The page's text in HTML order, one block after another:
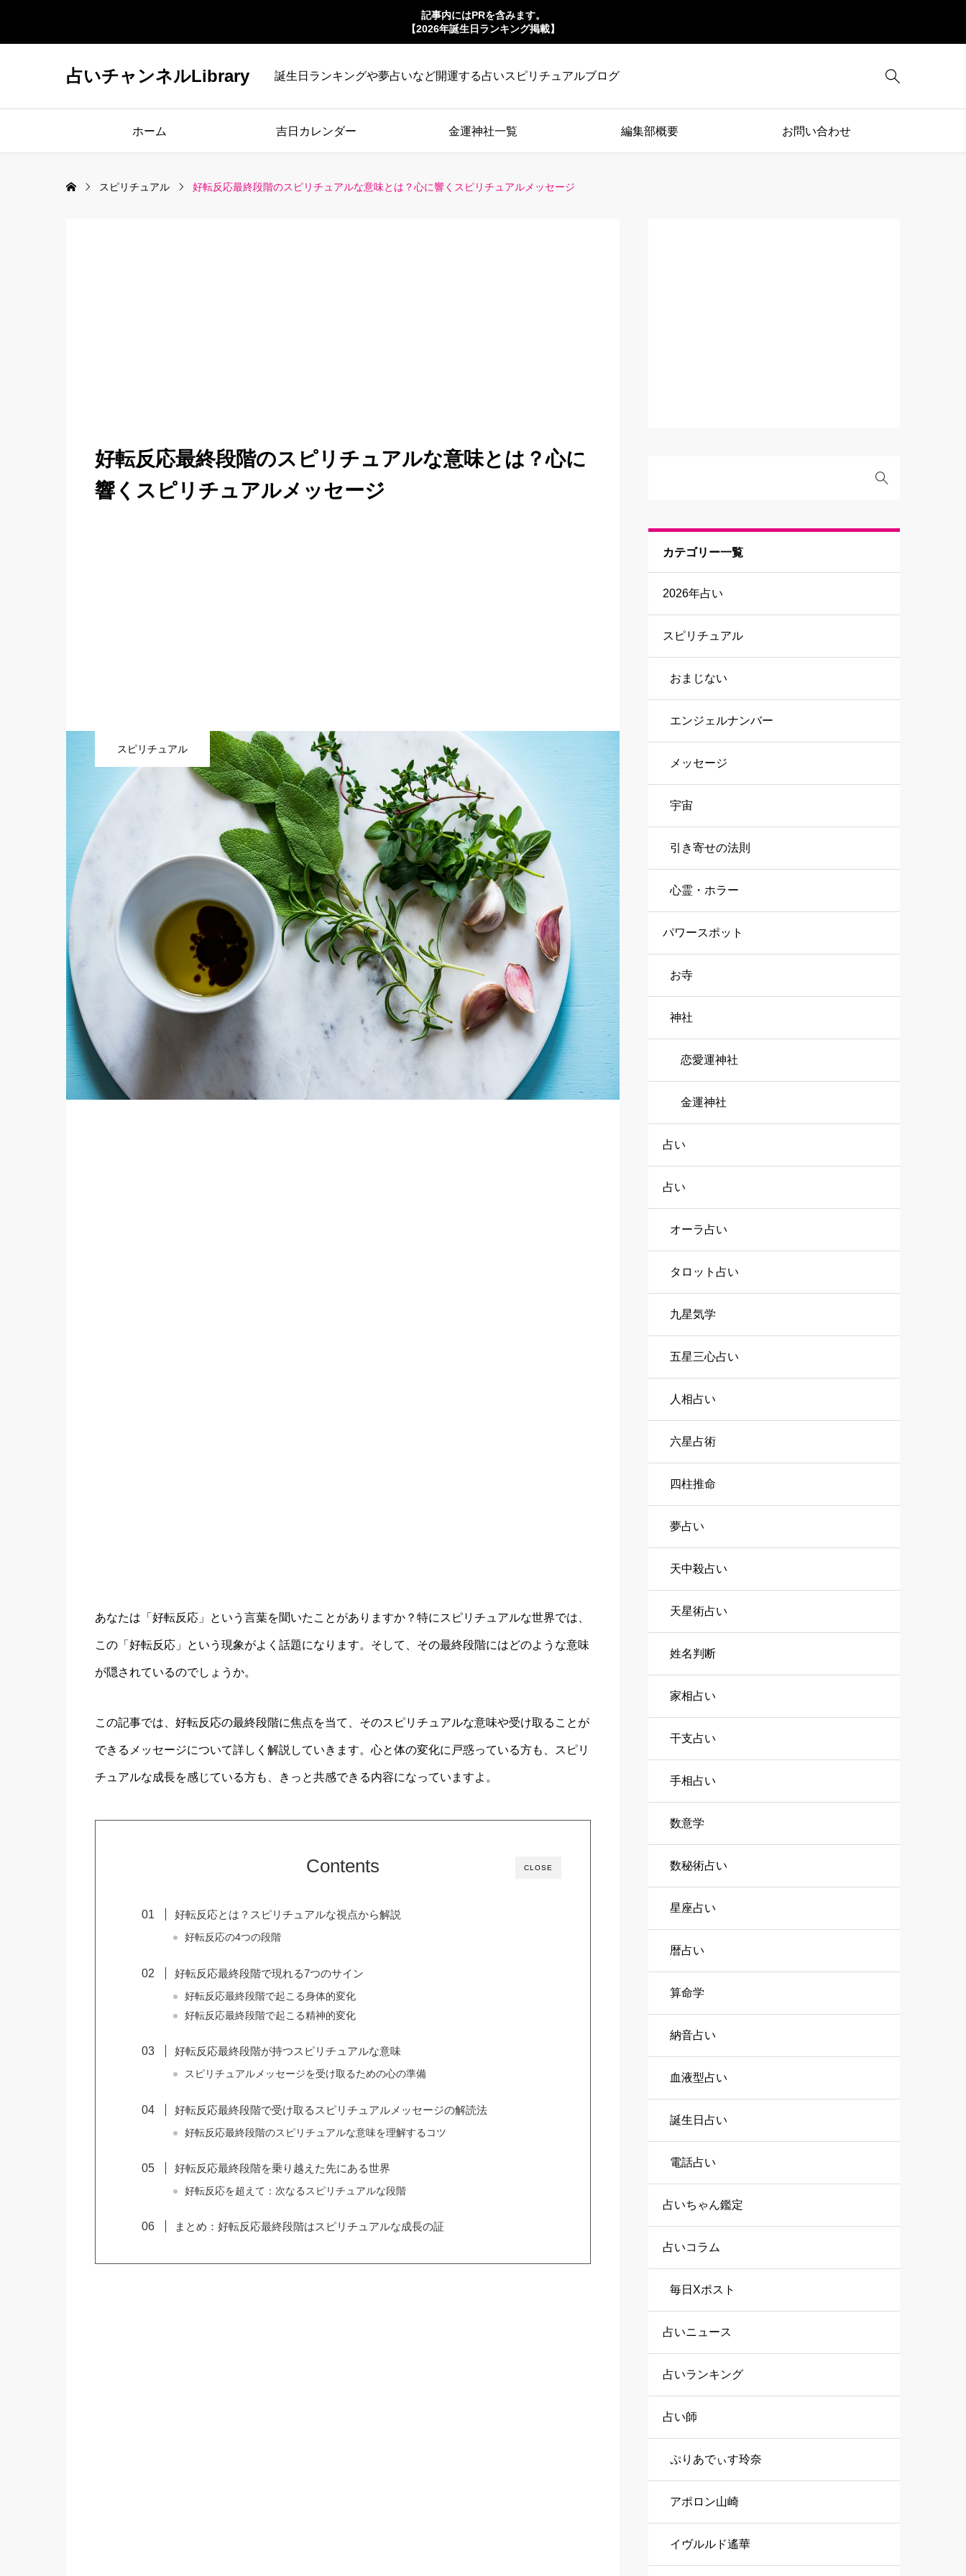
記事内にはPRを含みます。
【2026年誕生日ランキング掲載】
占いチャンネルLibrary 誕生日ランキングや夢占いなど開運する占いスピリチュアルブログ 
ホーム 吉日カレンダー 金運神社一覧 編集部概要 お問い合わせ
スピリチュアル 好転反応最終段階のスピリチュアルな意味とは？心に響くスピリチュアルメッセージ
好転反応最終段階のスピリチュアルな意味とは？心に
響くスピリチュアルメッセージ
スピリチュアル
あなたは「好転反応」という言葉を聞いたことがありますか？特にスピリチュアルな世界では、
この「好転反応」という現象がよく話題になります。そして、その最終段階にはどのような意味
が隠されているのでしょうか。
この記事では、好転反応の最終段階に焦点を当て、そのスピリチュアルな意味や受け取ることが
できるメッセージについて詳しく解説していきます。心と体の変化に戸惑っている方も、スピリ
チュアルな成長を感じている方も、きっと共感できる内容になっていますよ。
CLOSE
Contents
好転反応とは？スピリチュアルな視点から解説
好転反応の4つの段階
好転反応最終段階で現れる7つのサイン
好転反応最終段階で起こる身体的変化
好転反応最終段階で起こる精神的変化
好転反応最終段階が持つスピリチュアルな意味
スピリチュアルメッセージを受け取るための心の準備
好転反応最終段階で受け取るスピリチュアルメッセージの解読法
好転反応最終段階のスピリチュアルな意味を理解するコツ
好転反応最終段階を乗り越えた先にある世界
好転反応を超えて：次なるスピリチュアルな段階
まとめ：好転反応最終段階はスピリチュアルな成長の証
カテゴリー一覧
2026年占い
スピリチュアル
おまじない
エンジェルナンバー
メッセージ
宇宙
引き寄せの法則
心霊・ホラー
パワースポット
お寺
神社
恋愛運神社
金運神社
占い
占い
オーラ占い
タロット占い
九星気学
五星三心占い
人相占い
六星占術
四柱推命
夢占い
天中殺占い
天星術占い
姓名判断
家相占い
干支占い
手相占い
数意学
数秘術占い
星座占い
暦占い
算命学
納音占い
血液型占い
誕生日占い
電話占い
占いちゃん鑑定
占いコラム
毎日Xポスト
占いニュース
占いランキング
占い師
ぷりあでぃす玲奈
アポロン山崎
イヴルルド遙華